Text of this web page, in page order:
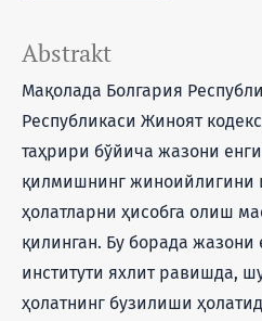
Abstrakt
Мақолада Болгария
Республикаси Жиноят
таҳрири бўйича жазони
қилмишнинг жиноийлигини
ҳолатларни ҳисобга олиш
қилинган. Бу борада
институти яхлит равишда,
ҳолатнинг бузилиши